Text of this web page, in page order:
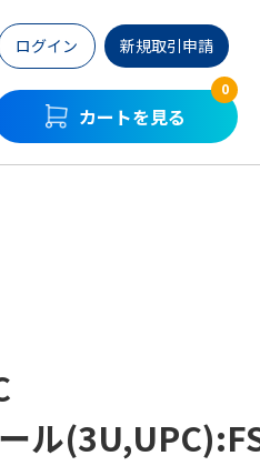
ログイン 新規取引申請
カートを見る
0
ル